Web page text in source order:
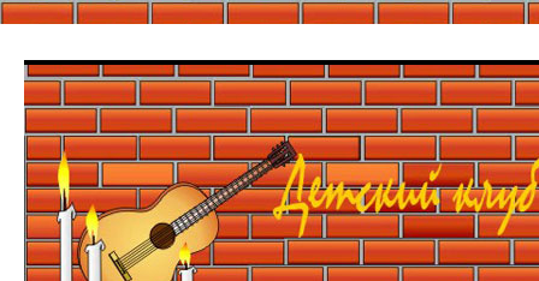
содержимому